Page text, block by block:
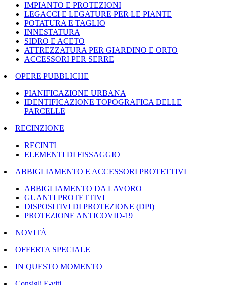
IMPIANTO E PROTEZIONI
LEGACCI E LEGATURE PER LE PIANTE
POTATURA E TAGLIO
INNESTATURA
SIDRO E ACETO
ATTREZZATURA PER GIARDINO E ORTO
ACCESSORI PER SERRE
OPERE PUBBLICHE
PIANIFICAZIONE URBANA
IDENTIFICAZIONE TOPOGRAFICA DELLE
PARCELLE
RECINZIONE
RECINTI
ELEMENTI DI FISSAGGIO
ABBIGLIAMENTO E ACCESSORI PROTETTIVI
ABBIGLIAMENTO DA LAVORO
GUANTI PROTETTIVI
DISPOSITIVI DI PROTEZIONE (DPI)
PROTEZIONE ANTICOVID-19
NOVITÀ
OFFERTA SPECIALE
IN QUESTO MOMENTO